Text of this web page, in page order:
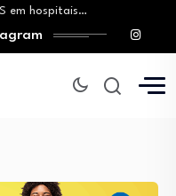
em hospitais…
tardios…
à Bahia um…
ações de incentivo…
reduz em até…